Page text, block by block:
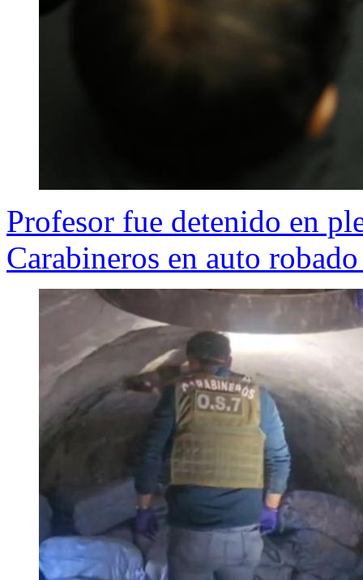
Profesor fue detenido en
Carabineros en auto